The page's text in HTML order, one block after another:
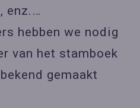
enz.…
hebben we nodig
van het stamboek
gemaakt